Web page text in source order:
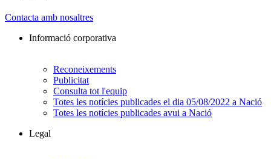
Contacta amb nosaltres
Informació corporativa
Reconeixements
Publicitat
Consulta tot l'equip
Totes les notícies publicades el dia 05/08/2022 a Nació
Totes les notícies publicades avui a Nació
Legal